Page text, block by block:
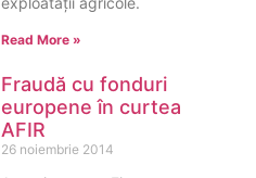
Read More »
Fraudă cu fonduri
europene în curtea
AFIR
26 noiembrie 2014